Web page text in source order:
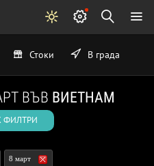
Стоки В града
ВЪВ ВИЕТНАМ
ФИЛТРИ
8 март